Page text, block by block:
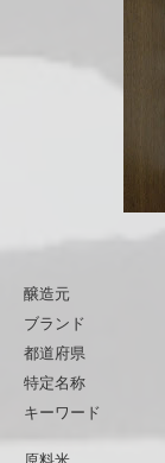
醸造元
ブランド
都道府県
特定名称
キーワード